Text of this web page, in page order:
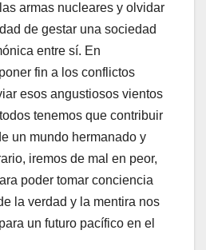
armas nucleares y olvidar
de gestar una sociedad
entre sí. En
fin a los conflictos
esos angustiosos vientos
tenemos que contribuir
un mundo hermanado y
iremos de mal en peor,
poder tomar conciencia
la verdad y la mentira nos
un futuro pacífico en el